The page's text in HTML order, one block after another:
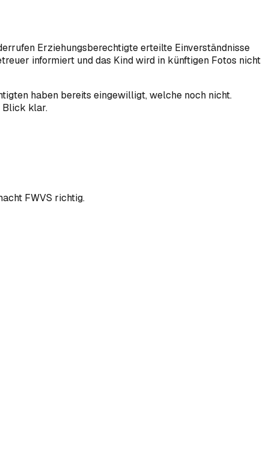
Erziehungsberechtigte erteilte Einverständnisse
informiert und das Kind wird in künftigen Fotos nicht
haben bereits eingewilligt, welche noch nicht.
Blick klar.
FWVS richtig.